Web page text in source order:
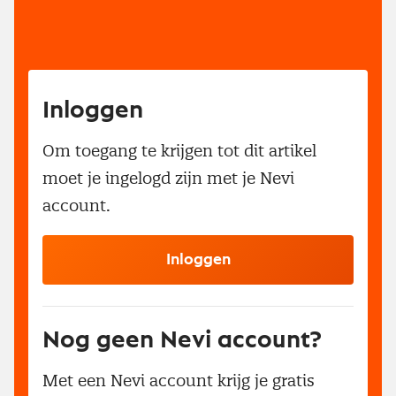
Inloggen
Om toegang te krijgen tot dit artikel
moet je ingelogd zijn met je Nevi
account.
Inloggen
Nog geen Nevi account?
Met een Nevi account krijg je gratis